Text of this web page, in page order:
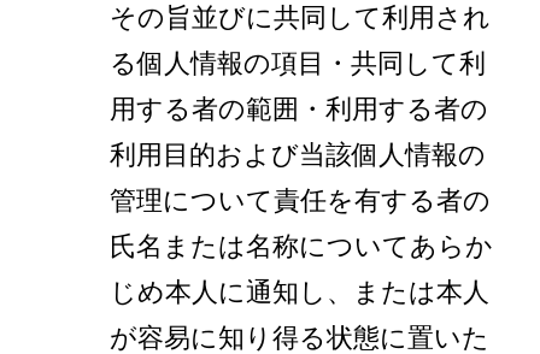
その旨並びに共同して利用され
る個人情報の項目・共同して利
用する者の範囲・利用する者の
利用目的および当該個人情報の
管理について責任を有する者の
氏名または名称についてあらか
じめ本人に通知し、または本人
が容易に知り得る状態に置いた